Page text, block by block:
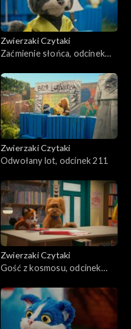
Zwierzaki Czytaki
Zaćmienie słońca, odcinek
Zwierzaki Czytaki
Odwołany lot, odcinek 211
Zwierzaki Czytaki
Gość z kosmosu, odcinek